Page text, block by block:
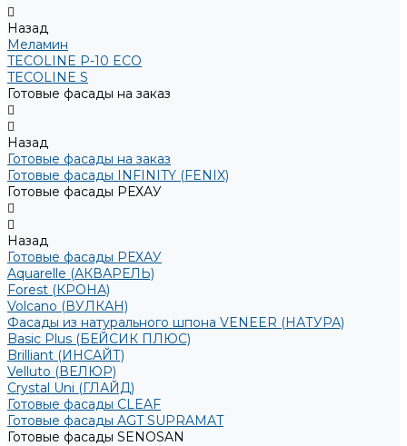
Назад
Меламин
TECOLINE P-10 ECO
TECOLINE S
Готовые фасады на заказ
Назад
Готовые фасады на заказ
Готовые фасады INFINITY (FENIX)
Готовые фасады РЕХАУ
Назад
Готовые фасады РЕХАУ
Aquarelle (АКВАРЕЛЬ)
Forest (КРОНА)
Volcano (ВУЛКАН)
Фасады из натурального шпона VENEER (НАТУРА)
Basic Plus (БЕЙСИК ПЛЮС)
Brilliant (ИНСАЙТ)
Velluto (ВЕЛЮР)
Crystal Uni (ГЛАЙД)
Готовые фасады CLEAF
Готовые фасады AGT SUPRAMAT
Готовые фасады SENOSAN